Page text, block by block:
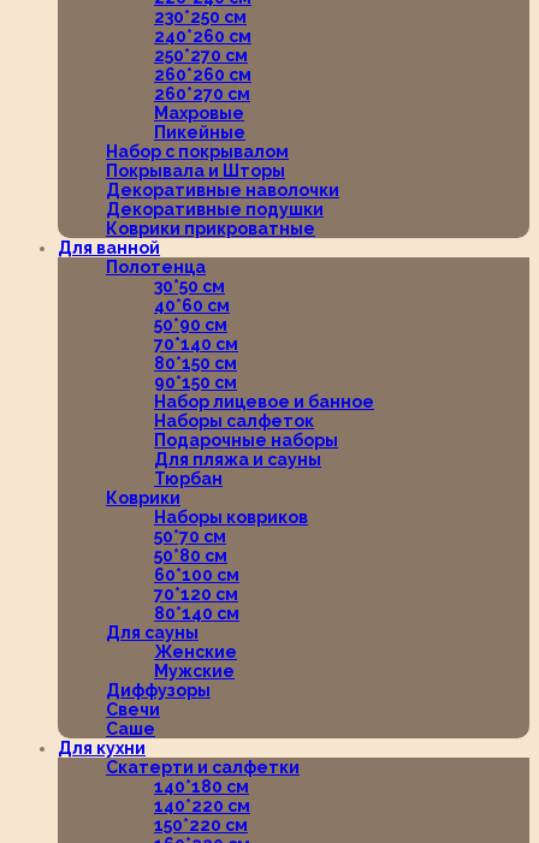
230*250 см
240*260 см
250*270 см
260*260 см
260*270 см
Махровые
Пикейные
Набор с покрывалом
Покрывала и Шторы
Декоративные наволочки
Декоративные подушки
Коврики прикроватные
Для ванной
Полотенца
30*50 см
40*60 см
50*90 см
70*140 см
80*150 см
90*150 см
Набор лицевое и банное
Наборы салфеток
Подарочные наборы
Для пляжа и сауны
Тюрбан
Коврики
Наборы ковриков
50*70 см
50*80 см
60*100 см
70*120 см
80*140 см
Для сауны
Женские
Мужские
Диффузоры
Свечи
Саше
Для кухни
Скатерти и салфетки
140*180 см
140*220 см
150*220 см